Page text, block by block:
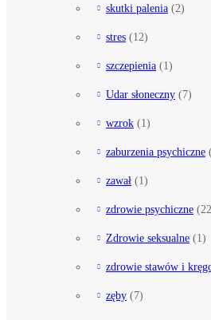
skutki palenia (2)
stres (12)
szczepienia (1)
Udar słoneczny (7)
wzrok (1)
zaburzenia psychiczne
zawał (1)
zdrowie psychiczne
Zdrowie seksualne (1)
zdrowie stawów i
zęby (7)